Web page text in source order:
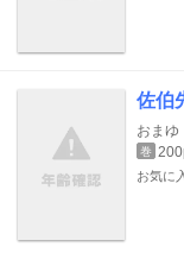
佐伯
おまゆ
巻
お気に